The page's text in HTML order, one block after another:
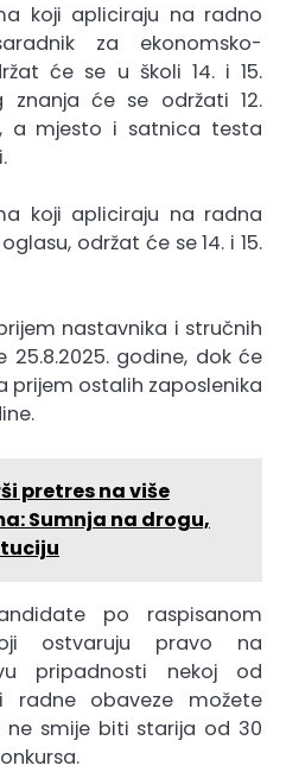
koji apliciraju na radno
za ekonomsko-
će se u školi 14. i 15.
će se održati 12.
a mjesto i satnica testa
koji apliciraju na radna
održat će se 14. i 15.
nastavnika i stručnih
godine, dok će
prijem ostalih zaposlenika
pretres na više
Sumnja na drogu,
po raspisanom
ostvaruju pravo na
pripadnosti nekoj od
radne obaveze možete
ne smije biti starija od 30